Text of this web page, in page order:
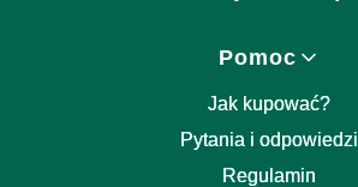
Pomoc
Jak kupować?
Pytania i odpowiedzi
Regulamin